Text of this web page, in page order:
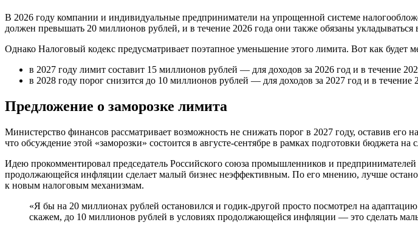
В 2026 году компании и индивидуальные предприниматели на упрощенной системе
должен превышать 20 миллионов рублей, и в течение 2026 года они также обязаны укладываться
Однако Налоговый кодекс предусматривает поэтапное уменьшение этого лимита. Вот как будет
в 2027 году лимит составит 15 миллионов рублей — для доходов за 2026 год и в течение
в 2028 году порог снизится до 10 миллионов рублей — для доходов за 2027 год и в течение
Предложение о заморозке лимита
Министерство финансов рассматривает возможность не снижать порог в 2027 году, оставив
что обсуждение этой «заморозки» состоится в августе-сентябре в рамках подготовки бюджета
Идею прокомментировал председатель Российского союза промышленников и
продолжающейся инфляции сделает малый бизнес неэффективным. По его мнению, лучше
к новым налоговым механизмам.
«Я бы на 20 миллионах рублей остановился и годик-другой просто посмотрел на
скажем, до 10 миллионов рублей в условиях продолжающейся инфляции — это сделать